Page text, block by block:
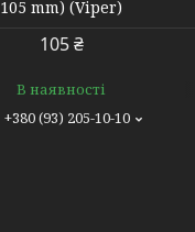
105 mm) (Viper)
105 ₴
В наявності
+380 (93) 205-10-10